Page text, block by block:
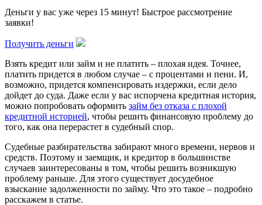
Деньги у вас уже через 15 минут! Быстрое рассмотрение
заявки!
Получить деньги
Взять кредит или займ и не платить – плохая идея. Точнее,
платить придется в любом случае – с процентами и пени. И,
возможно, придется компенсировать издержки, если дело
дойдет до суда. Даже если у вас испорчена кредитная история,
можно попробовать оформить займ без отказа с плохой
кредитной историей, чтобы решить финансовую проблему до
того, как она перерастет в судебный спор.
Судебные разбирательства забирают много времени, нервов и
средств. Поэтому и заемщик, и кредитор в большинстве
случаев заинтересованы в том, чтобы решить возникшую
проблему раньше. Для этого существует досудебное
взыскание задолженности по займу. Что это такое – подробно
расскажем в статье.